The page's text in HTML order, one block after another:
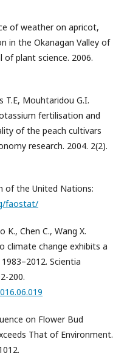
of weather on apricot,
in the Okanagan Valley of
of plant science. 2006.
T.E, Mouhtaridou G.I.
fertilisation and
of the peach cultivars
research. 2004. 2(2).
of the United Nations:
faostat/
K., Chen C., Wang X.
climate change exhibits a
Scientia
200.
on Flower Bud
That of Environment.